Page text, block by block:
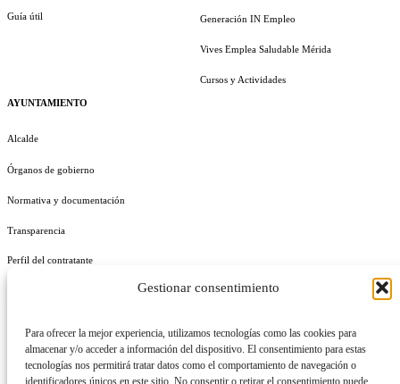
Gestionar consentimiento
Para ofrecer la mejor experiencia, utilizamos tecnologías como las cookies para
almacenar y/o acceder a información del dispositivo. El consentimiento para estas
tecnologías nos permitirá tratar datos como el comportamiento de navegación o
identificadores únicos en este sitio. No consentir o retirar el consentimiento puede
Guía útil
AYUNTAMIENTO
Alcalde
Órganos de gobierno
Normativa y documentación
Transparencia
Perfil del contratante
Generación IN Empleo
Vives Emplea Saludable Mérida
Cursos y Actividades